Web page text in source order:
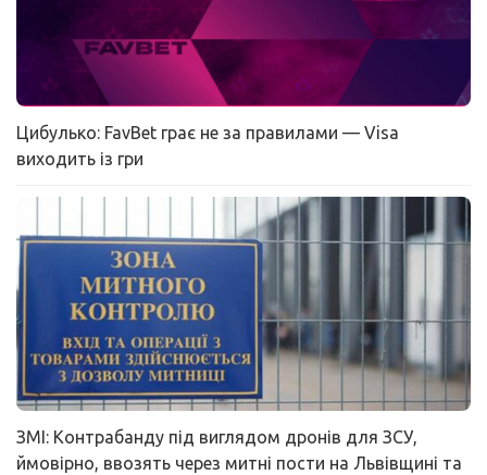
Цибулько: FavBet грає не за правилами — Visa
виходить із гри
ЗМІ: Контрабанду під виглядом дронів для ЗСУ,
ймовірно, ввозять через митні пости на Львівщині та